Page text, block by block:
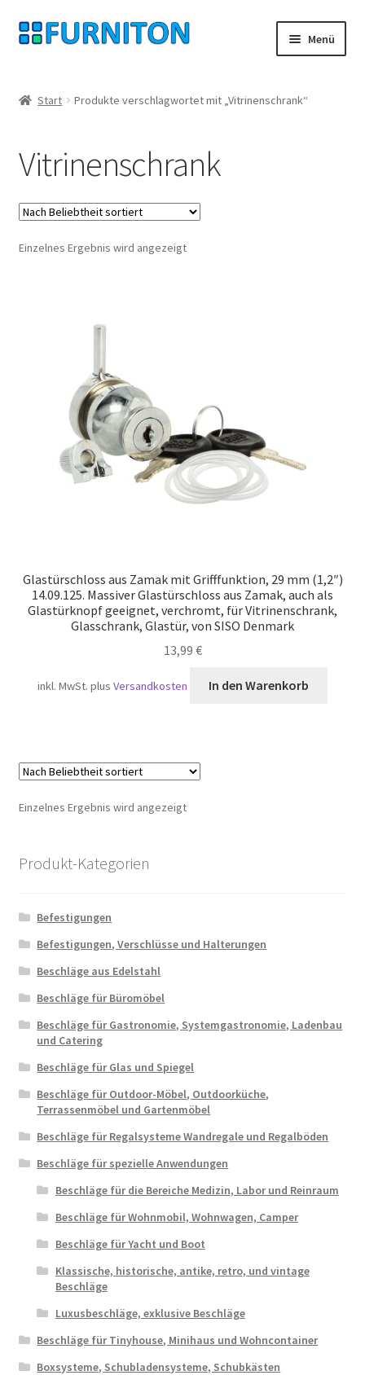
Zur
Navigation
Zum
Inhalt
Menü
Datenschutz
Widerrufsrecht
Kontakt
Start Produkte verschlagwortet mit „Vitrinenschrank“
Vitrinenschrank
Einzelnes Ergebnis wird angezeigt
Glastürschloss aus Zamak mit Grifffunktion, 29 mm (1,2″)
14.09.125. Massiver Glastürschloss aus Zamak, auch als
Glastürknopf geeignet, verchromt, für Vitrinenschrank,
Glasschrank, Glastür, von SISO Denmark
13,99 €
inkl. MwSt. plusVersandkosten In den Warenkorb
Einzelnes Ergebnis wird angezeigt
Produkt-Kategorien
Befestigungen
Befestigungen, Verschlüsse und Halterungen
Beschläge aus Edelstahl
Beschläge für Büromöbel
Beschläge für Gastronomie, Systemgastronomie, Ladenbau
und Catering
Beschläge für Glas und Spiegel
Beschläge für Outdoor-Möbel, Outdoorküche,
Terrassenmöbel und Gartenmöbel
Beschläge für Regalsysteme Wandregale und Regalböden
Beschläge für spezielle Anwendungen
Beschläge für die Bereiche Medizin, Labor und Reinraum
Beschläge für Wohnmobil, Wohnwagen, Camper
Beschläge für Yacht und Boot
Klassische, historische, antike, retro, und vintage
Beschläge
Luxusbeschläge, exklusive Beschläge
Beschläge für Tinyhouse, Minihaus und Wohncontainer
Boxsysteme, Schubladensysteme, Schubkästen